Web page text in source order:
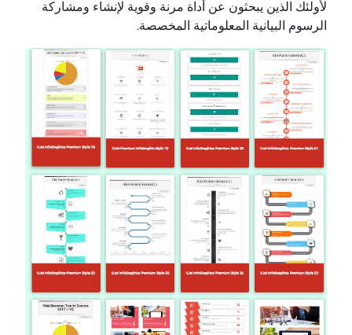
لأولئك الذين يبحثون عن أداة مرنة وقوية لإنشاء ومشاركة
الرسوم البيانية المعلوماتية المخصصة.